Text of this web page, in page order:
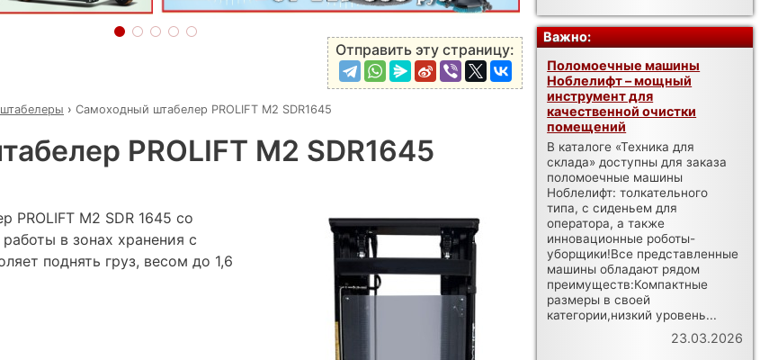
Отправить эту страницу:
› Самоходный штабелер PROLIFT M2 SDR1645
PROLIFT M2 SDR1645
PROLIFT M2 SDR 1645 со
в зонах хранения с
поднять груз, весом до 1,6
Важно:
Поломоечные машины
Ноблелифт – мощный
инструмент для
качественной очистки
помещений
В каталоге «Техника для
склада» доступны для заказа
поломоечные машины
Ноблелифт: толкательного
типа, с сиденьем для
оператора, а также
инновационные роботы-
уборщики!Все представленные
машины обладают рядом
преимуществ:Компактные
размеры в своей
категории,низкий уровень...
23.03.2026